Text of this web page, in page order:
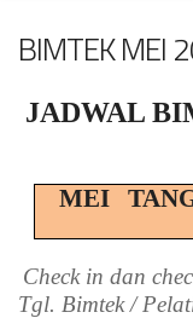
BIMTEK MEI
JADWAL
MEI
Check in dan
Tgl. Bimtek /